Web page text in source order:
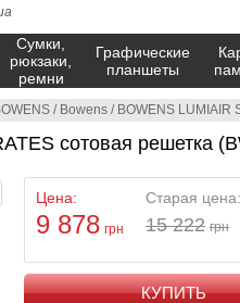
/ Bowens / BOWENS LUMIAIR SOFTBOX
сотовая решетка
Цена:
9 878 грн
Старая цена:
15 222 грн
КУПИТЬ
Сумки,
рюкзаки,
ремни
Графические
планшеты